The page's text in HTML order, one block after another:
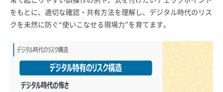
をもとに、適切な確認・共有方法を理解し、デジタル時代のリス
クを未然に防ぐ“使いこなせる現場力”を育てます。